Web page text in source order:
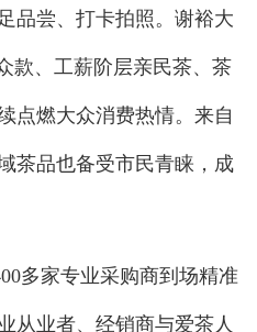
品尝、打卡拍照。谢裕大
款、工薪阶层亲民茶、茶
点燃大众消费热情。来自
茶品也备受市民青睐，成
多家专业采购商到场精准
从业者、经销商与爱茶人